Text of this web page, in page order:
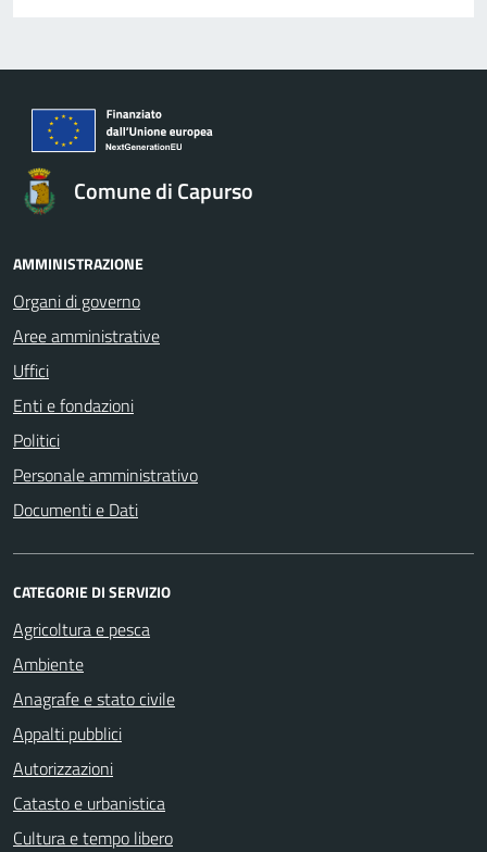
Comune di Capurso
AMMINISTRAZIONE
Organi di governo
Aree amministrative
Uffici
Enti e fondazioni
Politici
Personale amministrativo
Documenti e Dati
CATEGORIE DI SERVIZIO
Agricoltura e pesca
Ambiente
Anagrafe e stato civile
Appalti pubblici
Autorizzazioni
Catasto e urbanistica
Cultura e tempo libero